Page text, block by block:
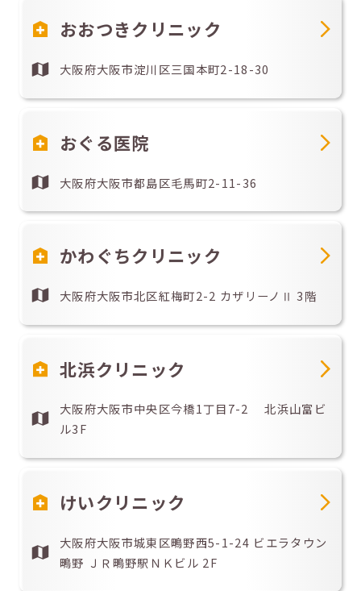
おおつきクリニック
大阪府大阪市淀川区三国本町2-18-30
おぐる医院
大阪府大阪市都島区毛馬町2-11-36
かわぐちクリニック
大阪府大阪市北区紅梅町2-2 カザリーノⅡ 3階
北浜クリニック
大阪府大阪市中央区今橋1丁目7-2 北浜山富ビ
ル3F
けいクリニック
大阪府大阪市城東区鴫野西5-1-24 ビエラタウン
鴫野 ＪＲ鴫野駅ＮＫビル 2F